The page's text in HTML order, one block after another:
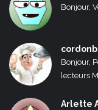
Bonjour,
Bonjour,
lecteurs
Arlette